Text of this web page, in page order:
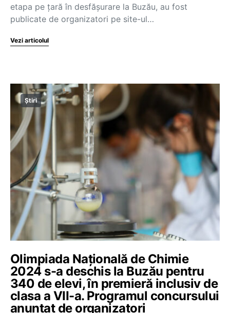
etapa pe țară în desfășurare la Buzău, au fost
publicate de organizatori pe site-ul…
Vezi articolul
Știri
Olimpiada Națională de Chimie
2024 s-a deschis la Buzău pentru
340 de elevi, în premieră inclusiv de
clasa a VII-a. Programul concursului
anunțat de organizatori